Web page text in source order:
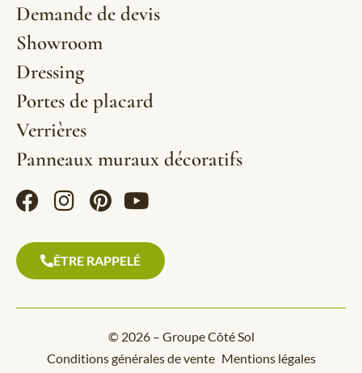
Demande de devis
Showroom
Dressing
Portes de placard
Verrières
Panneaux muraux décoratifs
ÊTRE RAPPELÉ
© 2026 – Groupe Côté Sol
Conditions générales de vente Mentions légales